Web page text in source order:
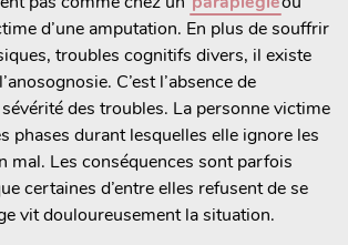
d’une amputation. En plus de souffrir
troubles cognitifs divers, il existe
C’est l’absence de
des troubles. La personne victime
phases durant lesquelles elle ignore les
mal. Les conséquences sont parfois
certaines d’entre elles refusent de se
vit douloureusement la situation.